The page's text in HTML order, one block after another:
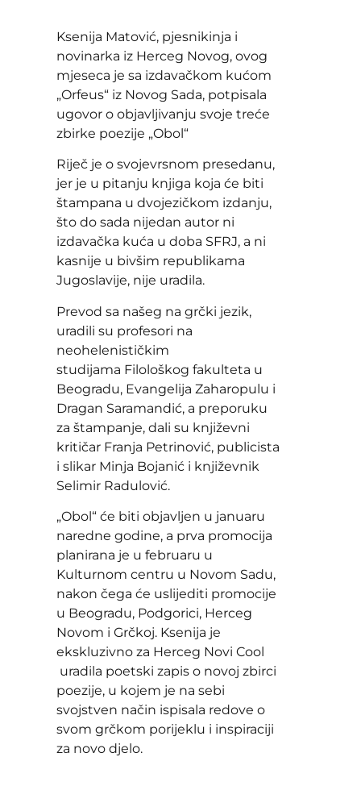
Ksenija Matović, pjesnikinja i
novinarka iz Herceg Novog, ovog
mjeseca je sa izdavačkom kućom
„Orfeus“ iz Novog Sada, potpisala
ugovor o objavljivanju svoje treće
zbirke poezije „Obol“
Riječ je o svojevrsnom presedanu,
jer je u pitanju knjiga koja će biti
štampana u dvojezičkom izdanju,
što do sada nijedan autor ni
izdavačka kuća u doba SFRJ, a ni
kasnije u bivšim republikama
Jugoslavije, nije uradila.
Prevod sa našeg na grčki jezik,
uradili su profesori na
neohelenističkim
studijama Filološkog fakulteta u
Beogradu, Evangelija Zaharopulu i
Dragan Saramandić, a preporuku
za štampanje, dali su književni
kritičar Franja Petrinović, publicista
i slikar Minja Bojanić i književnik
Selimir Radulović.
„Obol“ će biti objavljen u januaru
naredne godine, a prva promocija
planirana je u februaru u
Kulturnom centru u Novom Sadu,
nakon čega će uslijediti promocije
u Beogradu, Podgorici, Herceg
Novom i Grčkoj. Ksenija je
ekskluzivno za Herceg Novi Cool
uradila poetski zapis o novoj zbirci
poezije, u kojem je na sebi
svojstven način ispisala redove o
svom grčkom porijeklu i inspiraciji
za novo djelo.